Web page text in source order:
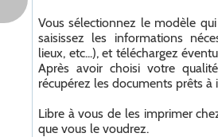
Vous sélectionnez le modèle
saisissez les informations
lieux, etc...), et téléchargez
Après avoir choisi votre
récupérez les documents prêts à
Libre à vous de les imprimer
que vous le voudrez.